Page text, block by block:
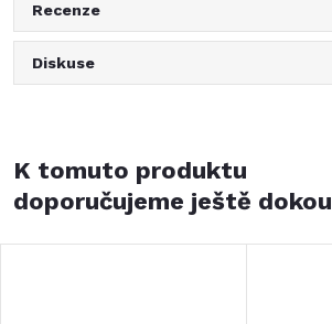
Recenze
Diskuse
K tomuto produktu
doporučujeme ještě